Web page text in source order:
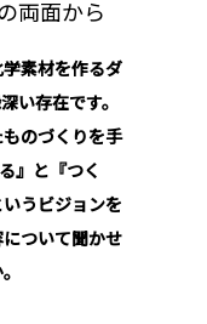
両面から
素材を作るダ
い存在です。
のづくりを手
』と『つく
うビジョンを
ついて聞かせ